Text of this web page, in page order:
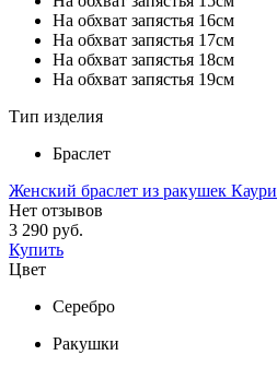
На обхват запястья 16см
На обхват запястья 17см
На обхват запястья 18см
На обхват запястья 19см
Тип изделия
Браслет
Женский браслет из ракушек Каури
Нет отзывов
3 290 руб.
Купить
Цвет
Серебро
Ракушки